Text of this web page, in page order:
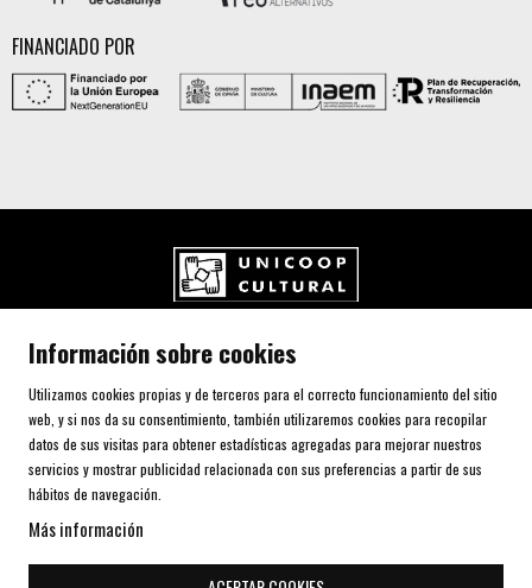
FINANCIADO POR
Carrer de l'Aurora, 80 (Plaça de Cal Font)
Telf. 93 805 00 75
AVISO LEGAL Y POLÍTICA DE PRIVACIDAD
DECLARACIÓN DE ACCESIBILIDAD
Información sobre cookies
Utilizamos cookies propias y de terceros para el correcto funcionamiento del sitio
web, y si nos da su consentimiento, también utilizaremos cookies para recopilar
datos de sus visitas para obtener estadísticas agregadas para mejorar nuestros
servicios y mostrar publicidad relacionada con sus preferencias a partir de sus
hábitos de navegación.
Más información